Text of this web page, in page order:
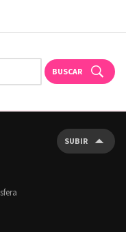
BUSCAR
SUBIR